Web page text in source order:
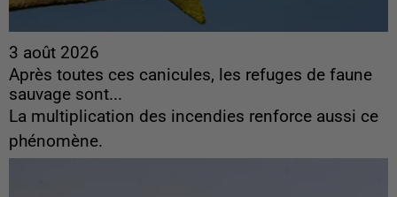
3 août 2026
Après toutes ces canicules, les refuges de faune
sauvage sont...
La multiplication des incendies renforce aussi ce
phénomène.